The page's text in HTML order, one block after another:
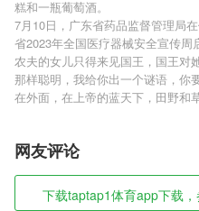
糕和一瓶葡萄酒。
7月10日，广东省药品监督管理局
省2023年全国医疗器械安全宣传周
农夫的女儿只得来见国王，国王对
那样聪明，我给你出一个谜语，你
在外面，在上帝的蓝天下，田野和
网友评论
下载taptap1体育app下载